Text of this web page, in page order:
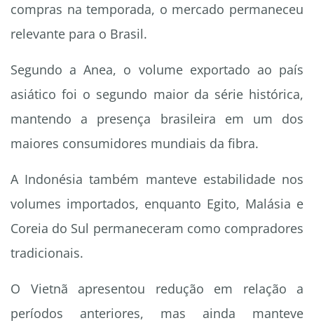
compras na temporada, o mercado permaneceu
relevante para o Brasil.
Segundo a Anea, o volume exportado ao país
asiático foi o segundo maior da série histórica,
mantendo a presença brasileira em um dos
maiores consumidores mundiais da fibra.
A Indonésia também manteve estabilidade nos
volumes importados, enquanto Egito, Malásia e
Coreia do Sul permaneceram como compradores
tradicionais.
O Vietnã apresentou redução em relação a
períodos anteriores, mas ainda manteve